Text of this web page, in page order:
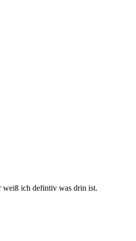
weiß ich defintiv was drin ist.